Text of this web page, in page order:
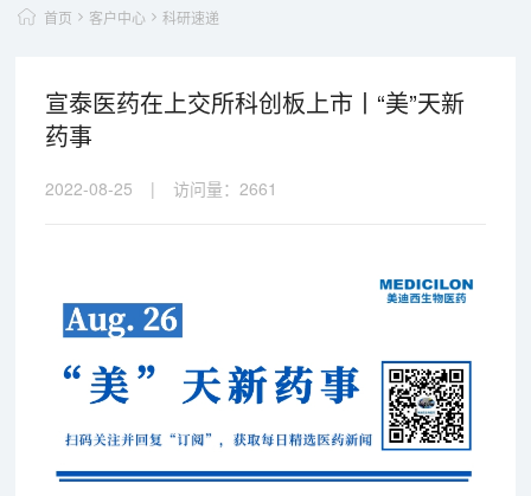
首页 客户中心 科研速递
宣泰医药在上交所科创板上市丨“美”天新
药事
2022-08-25 | 访问量： 2661